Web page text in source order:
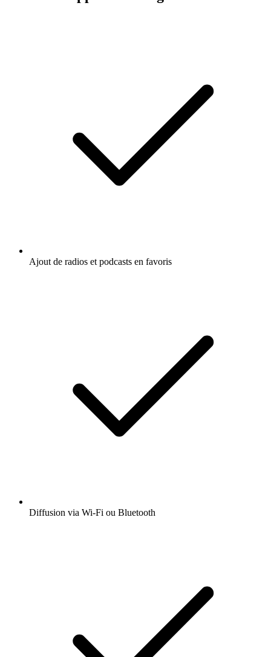
Ajout de radios et podcasts en favoris
Diffusion via Wi-Fi ou Bluetooth